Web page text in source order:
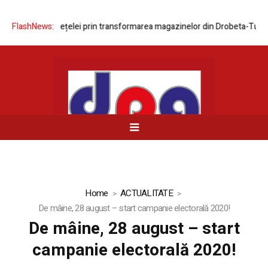
FlashNews:rețelei prin transformarea magazinelor din Drobeta-Turnu
Home
ACTUALITATE
De mâine, 28 august – start campanie electorală 2020!
De mâine, 28 august – start
campanie electorală 2020!